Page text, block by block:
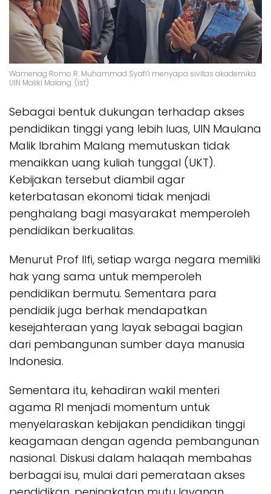
Wamenag Romo R. Muhammad Syafi’i menyapa sivitas akademika
UIN Maliki Malang. (ist)
Sebagai bentuk dukungan terhadap akses
pendidikan tinggi yang lebih luas, UIN Maulana
Malik Ibrahim Malang memutuskan tidak
menaikkan uang kuliah tunggal (UKT).
Kebijakan tersebut diambil agar
keterbatasan ekonomi tidak menjadi
penghalang bagi masyarakat memperoleh
pendidikan berkualitas.
Menurut Prof Ilfi, setiap warga negara memiliki
hak yang sama untuk memperoleh
pendidikan bermutu. Sementara para
pendidik juga berhak mendapatkan
kesejahteraan yang layak sebagai bagian
dari pembangunan sumber daya manusia
Indonesia.
Sementara itu, kehadiran wakil menteri
agama RI menjadi momentum untuk
menyelaraskan kebijakan pendidikan tinggi
keagamaan dengan agenda pembangunan
nasional. Diskusi dalam halaqah membahas
berbagai isu, mulai dari pemerataan akses